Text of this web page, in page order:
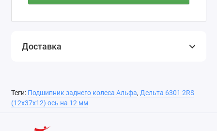
Доставка
Теги: Подшипник заднего колеса Альфа, Дельта 6301 2RS
(12x37x12) ось на 12 мм